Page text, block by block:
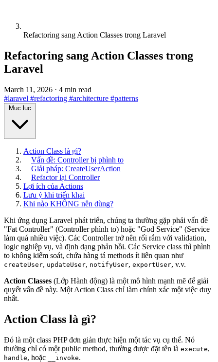
Refactoring sang Action Classes trong Laravel
Refactoring sang Action Classes trong
Laravel
March 11, 2026 · 4 min read
#laravel #refactoring #architecture #patterns
Mục lục
Action Class là gì?
Vấn đề: Controller bị phình to
Giải pháp: CreateUserAction
Refactor lại Controller
Lợi ích của Actions
Lưu ý khi triển khai
Khi nào KHÔNG nên dùng?
Khi ứng dụng Laravel phát triển, chúng ta thường gặp phải vấn đề
"Fat Controller" (Controller phình to) hoặc "God Service" (Service
làm quá nhiều việc). Các Controller trở nên rối rắm với validation,
logic nghiệp vụ, và định dạng phản hồi. Các Service class thì phình
to không kiểm soát, chứa hàng tá methods ít liên quan như
createUser, updateUser, notifyUser, exportUser, v.v.
Action Classes (Lớp Hành động) là một mô hình mạnh mẽ để giải
quyết vấn đề này. Một Action Class chỉ làm chính xác một việc duy
nhất.
Action Class là gì?
Đó là một class PHP đơn giản thực hiện một tác vụ cụ thể. Nó
thường chỉ có một public method, thường được đặt tên là execute,
handle, hoặc __invoke.